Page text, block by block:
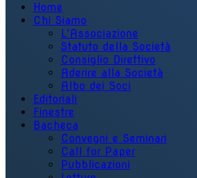
Home
Chi Siamo
L'Associazione
Statuto della Società
Consiglio Direttivo
Aderire alla Società
Albo dei Soci
Editoriali
Finestre
Bacheca
Convegni e Seminari
Call for Paper
Pubblicazioni